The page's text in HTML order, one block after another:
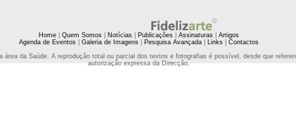
Home| Quem Somos| Notícias| Publicações| Assinaturas| Artigos
Agenda de Eventos| Galeria de Imagens| Pesquisa Avançada| Links| Contactos
área da Saúde. A reprodução total ou parcial dos textos e fotografias é possível, desde que
autorização expressa da Direcção.